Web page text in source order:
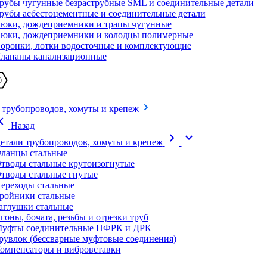
чугунные безраструбные SML и соединительные детали
асбестоцементные и соединительные детали
дождеприемники и трапы чугунные
дождеприемники и колодцы полимерные
лотки водосточные и комплектующие
канализационные
трубопроводов, хомуты и крепеж
Назад
трубопроводов, хомуты и крепеж
chevron_right expand_more
стальные
стальные крутоизогнутые
стальные гнутые
стальные
стальные
стальные
бочата, резьбы и отрезки труб
соединительные ПФРК и ДРК
(бессварные муфтовые соединения)
и вибровставки